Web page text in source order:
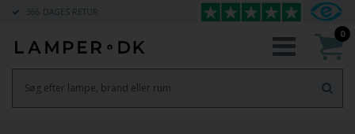
366 DAGES RETUR
0